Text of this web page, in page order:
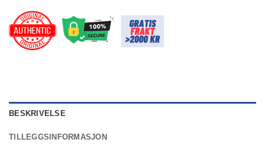
BESKRIVELSE
TILLEGGSINFORMASJON